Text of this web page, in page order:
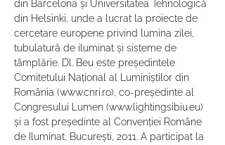
din Barcelona și Universitatea Tehnologică
din Helsinki, unde a lucrat la proiecte de
cercetare europene privind lumina zilei,
tubulatură de iluminat și sisteme de
tâmplărie. Dl. Beu este președintele
Comitetului Național al Luminiștilor din
România (www.cnri.ro), co-președinte al
Congresului Lumen (www.lightingsibiu.eu)
și a fost președinte al Convenției Române
de Iluminat, București, 2011. A participat la